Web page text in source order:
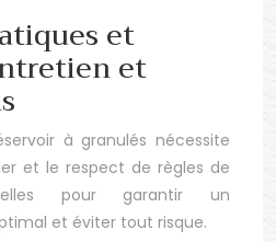
et
et
à granulés nécessite
et le respect de règles de
pour garantir un
et éviter tout risque.